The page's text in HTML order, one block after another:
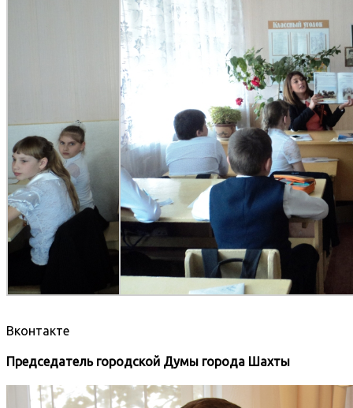
Вконтакте
Председатель городской Думы города Шахты